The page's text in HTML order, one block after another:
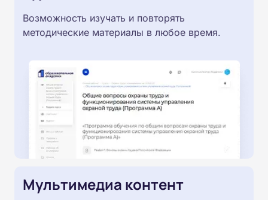
Возможность изучать и повторять
методические материалы в любое время.
Мультимедиа контент